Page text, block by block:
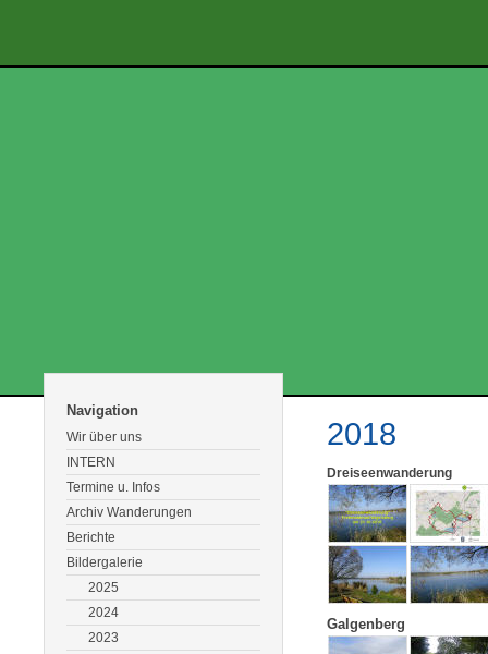
Navigation
Wir über uns
INTERN
Termine u. Infos
Archiv Wanderungen
Berichte
Bildergalerie
2025
2024
2023
2018
Dreiseenwanderung
Galgenberg